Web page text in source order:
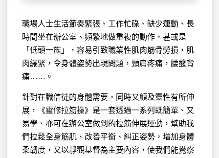
職場人士生活節奏緊張、工作忙碌、缺少運動、長
時間坐在辦公室、頻繁地做重複的動作，甚或是
「低頭一族」，容易引致職業性肌肉筋骨勞損，肌
肉繃緊，令身體姿勢出現問題，頸肩疼痛，腰酸背
痛……。
針對在職信徒的身體需要，同時又顧及靈性有所伸
展，《靈修拉筋操》是一套透過一系列既簡單、又
易學、亦可在辦公室做到的拉筋伸展運動，幫助我
們拉鬆全身筋肌、改善平衡、糾正姿勢，增加身體
柔韌度，又以靜觀基督為主要內容，使我們能覺察